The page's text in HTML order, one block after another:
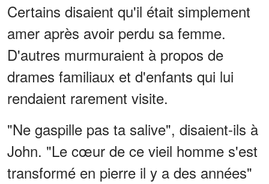
Certains disaient qu'il était simplement
amer après avoir perdu sa femme.
D'autres murmuraient à propos de
drames familiaux et d'enfants qui lui
rendaient rarement visite.
"Ne gaspille pas ta salive", disaient-ils à
John. "Le cœur de ce vieil homme s'est
transformé en pierre il y a des années"